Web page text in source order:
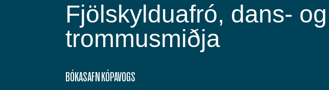
Fjölskylduafró, dans- og
trommusmiðja
BÓKASAFN KÓPAVOGS